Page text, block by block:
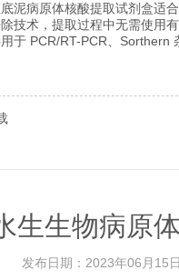
泥病原体核酸提取试剂盒适
技术，提取过程中无需使用
于 PCR/RT-PCR、Sorthern
生生物病原
发布日期：2023年06月15